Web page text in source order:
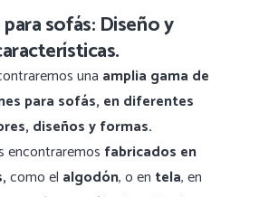
sofás: Diseño y
una amplia gama de
para sofás, en diferentes
diseños y formas.
encontraremos fabricados en
como el algodón, o en tela, en